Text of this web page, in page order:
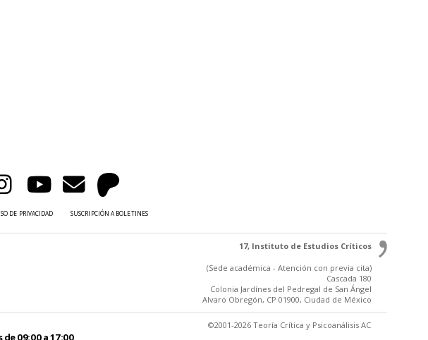
DE PRIVACIDAD SUSCRIPCIÓN A BOLETINES
17, Instituto de Estudios Críticos
(Sede académica - Atención con previa cita)
Cascada 180
Colonia Jardínes del Pedregal de San Ángel
Alvaro Obregón, CP 01900, Ciudad de México
09:00 a 17:00
©2001-2026 Teoría Crítica y Psicoanálisis AC